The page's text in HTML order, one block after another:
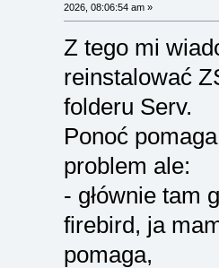
2026, 08:06:54 am »
Z tego mi
reinstalować
folderu Serv.
Ponoć
problem ale:
- głównie tam
firebird, ja
pomaga,